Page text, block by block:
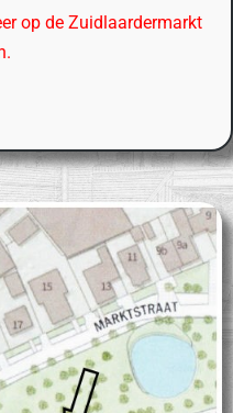
op de Zuidlaardermarkt